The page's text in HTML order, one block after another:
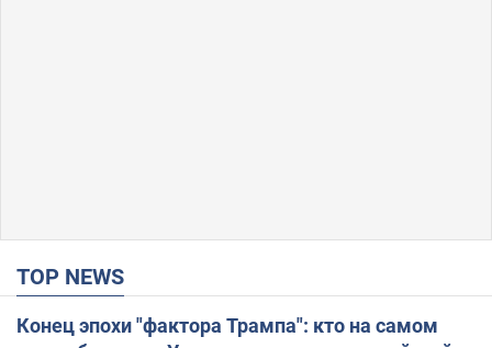
TOP NEWS
Конец эпохи "фактора Трампа": кто на самом